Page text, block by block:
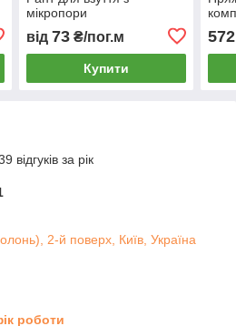
мікропори
від 73₴/пог.м
Купити
572
відгуків за рік
2-й поверх, Київ, Україна
роботи